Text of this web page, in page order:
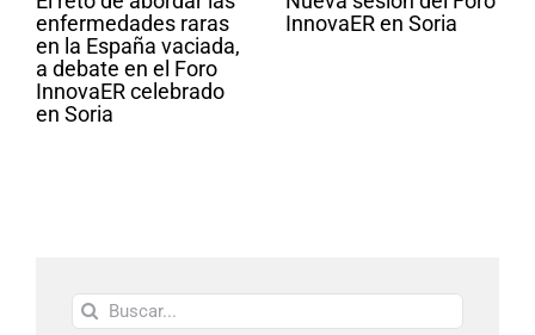
enfermedades raras
en la España vaciada,
a debate en el Foro
InnovaER celebrado
en Soria
InnovaER en Soria
Buscar: